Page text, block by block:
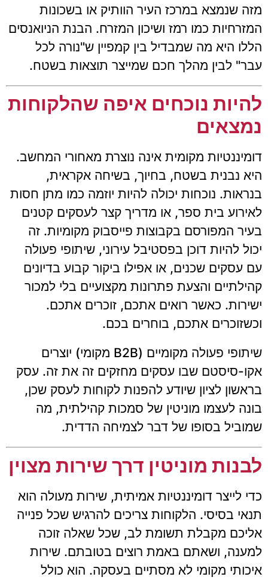
מזה שנמצא במרכז העיר הוותיק או בשכונות
המזרחיות כמו רמז ושיכון המזרח. הבנת הניואנסים
הללו היא מה שמבדיל בין קמפיין ש"נורה לכל
עבר" לבין מהלך חכם שמייצר תוצאות בשטח.
להיות נוכחים איפה שהלקוחות
נמצאים
דומיננטיות מקומית אינה נוצרת מאחורי המחשב.
היא נבנית בשטח, בחיוך, בשיחה אקראית,
בנראות. נוכחות יכולה להיות יוזמה כמו מתן חסות
לאירוע בית ספר, או מדריך קצר לעסקים קטנים
בעיר המפורסם בקבוצות פייסבוק מקומיות. זה
יכול להיות דוכן בפסטיבל עירוני, שיתופי פעולה
עם עסקים שכנים, או אפילו ביקור קבוע בדיונים
קהילתיים והצעת פתרונות מקצועיים בלי למכור
ישירות. כאשר רואים אתכם, זוכרים אתכם.
וכשזוכרים אתכם, בוחרים בכם.
שיתופי פעולה מקומיים (B2B מקומי) יוצרים
אקו-סיסטם שבו עסקים מחזקים זה את זה. עסק
בראשון לציון שיודע להפנות לקוחות לעסק שכן,
בונה לעצמו מוניטין של סמכות קהילתית, מה
שמוביל בסופו של דבר לצמיחה הדדית.
לבנות מוניטין דרך שירות מצוין
כדי לייצר דומיננטיות אמיתית, שירות מעולה הוא
תנאי בסיסי. הלקוחות צריכים להרגיש שכל פנייה
אליכם מקבלת תשומת לב, שכל שאלה זוכה
למענה, ושאתם באמת רוצים בטובתם. שירות
איכותי מקומי לא מסתיים בעסקה. הוא כולל